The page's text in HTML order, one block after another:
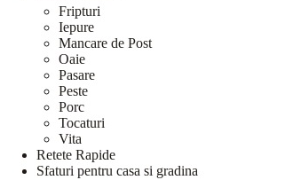
Fripturi
Iepure
Mancare de Post
Oaie
Pasare
Peste
Porc
Tocaturi
Vita
Retete Rapide
Sfaturi pentru casa si gradina